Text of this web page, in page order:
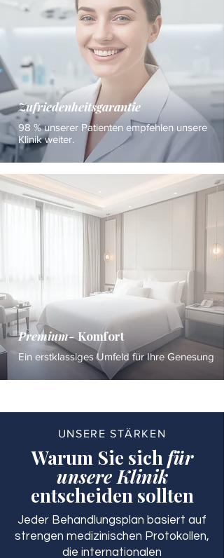
Zufriedenheitsgarantie
98 % unserer Patienten empfehlen unsere
Klinik weiter.
Premium-Komfort
Ein erstklassiges Umfeld für Ihre Genesung
UNSERE STÄRKEN
Warum Sie sichfür
unsere Klinik
entscheiden sollten
Jeder Behandlungsplan basiert auf
strengen medizinischen Protokollen,
die internationalen